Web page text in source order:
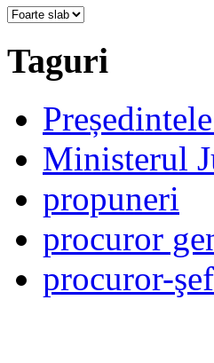
Taguri
Ministerul
propuneri
procuror
procuror-